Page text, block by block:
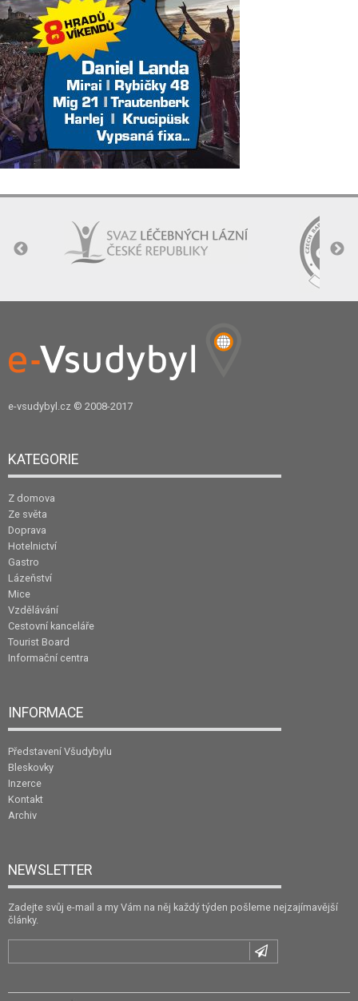
e-vsudybyl.cz © 2008-2017
KATEGORIE
Z domova
Ze světa
Doprava
Hotelnictví
Gastro
Lázeňství
Mice
Vzdělávání
Cestovní kanceláře
Tourist Board
Informační centra
INFORMACE
Představení Všudybylu
Bleskovky
Inzerce
Kontakt
Archiv
NEWSLETTER
Zadejte svůj e-mail a my Vám na něj každý týden pošleme nejzajímavější
články.